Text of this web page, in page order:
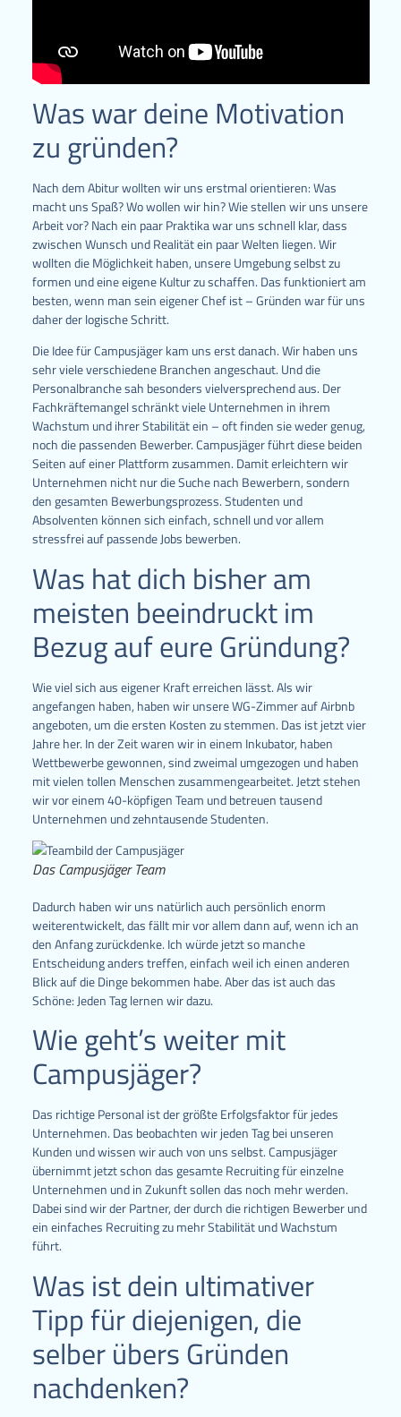
Was war deine Motivation
zu gründen?
Nach dem Abitur wollten wir uns erstmal orientieren: Was
macht uns Spaß? Wo wollen wir hin? Wie stellen wir uns unsere
Arbeit vor? Nach ein paar Praktika war uns schnell klar, dass
zwischen Wunsch und Realität ein paar Welten liegen. Wir
wollten die Möglichkeit haben, unsere Umgebung selbst zu
formen und eine eigene Kultur zu schaffen. Das funktioniert am
besten, wenn man sein eigener Chef ist – Gründen war für uns
daher der logische Schritt.
Die Idee für Campusjäger kam uns erst danach. Wir haben uns
sehr viele verschiedene Branchen angeschaut. Und die
Personalbranche sah besonders vielversprechend aus. Der
Fachkräftemangel schränkt viele Unternehmen in ihrem
Wachstum und ihrer Stabilität ein – oft finden sie weder genug,
noch die passenden Bewerber. Campusjäger führt diese beiden
Seiten auf einer Plattform zusammen. Damit erleichtern wir
Unternehmen nicht nur die Suche nach Bewerbern, sondern
den gesamten Bewerbungsprozess. Studenten und
Absolventen können sich einfach, schnell und vor allem
stressfrei auf passende Jobs bewerben.
Was hat dich bisher am
meisten beeindruckt im
Bezug auf eure Gründung?
Wie viel sich aus eigener Kraft erreichen lässt. Als wir
angefangen haben, haben wir unsere WG-Zimmer auf Airbnb
angeboten, um die ersten Kosten zu stemmen. Das ist jetzt vier
Jahre her. In der Zeit waren wir in einem Inkubator, haben
Wettbewerbe gewonnen, sind zweimal umgezogen und haben
mit vielen tollen Menschen zusammengearbeitet. Jetzt stehen
wir vor einem 40-köpfigen Team und betreuen tausend
Unternehmen und zehntausende Studenten.
Das Campusjäger Team
Dadurch haben wir uns natürlich auch persönlich enorm
weiterentwickelt, das fällt mir vor allem dann auf, wenn ich an
den Anfang zurückdenke. Ich würde jetzt so manche
Entscheidung anders treffen, einfach weil ich einen anderen
Blick auf die Dinge bekommen habe. Aber das ist auch das
Schöne: Jeden Tag lernen wir dazu.
Wie geht’s weiter mit
Campusjäger?
Das richtige Personal ist der größte Erfolgsfaktor für jedes
Unternehmen. Das beobachten wir jeden Tag bei unseren
Kunden und wissen wir auch von uns selbst. Campusjäger
übernimmt jetzt schon das gesamte Recruiting für einzelne
Unternehmen und in Zukunft sollen das noch mehr werden.
Dabei sind wir der Partner, der durch die richtigen Bewerber und
ein einfaches Recruiting zu mehr Stabilität und Wachstum
führt.
Was ist dein ultimativer
Tipp für diejenigen, die
selber übers Gründen
nachdenken?